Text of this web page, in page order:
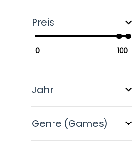
Preis
Jahr
Genre (Games)